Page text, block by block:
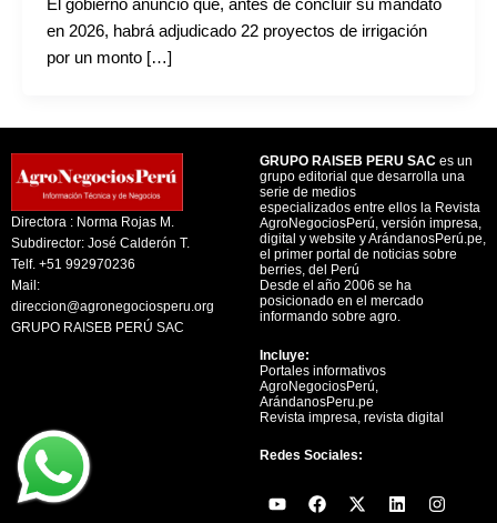
El gobierno anunció que, antes de concluir su mandato
en 2026, habrá adjudicado 22 proyectos de irrigación
por un monto […]
Directora : Norma Rojas M.
Subdirector: José Calderón T.
Telf. +51 992970236
Mail:
direccion@agronegociosperu.org
GRUPO RAISEB PERÚ SAC
GRUPO RAISEB PERU SAC es un
grupo editorial que desarrolla una
serie de medios
especializados entre ellos la Revista
AgroNegociosPerú, versión impresa,
digital y website y ArándanosPerú.pe,
el primer portal de noticias sobre
berries, del Perú
Desde el año 2006 se ha
posicionado en el mercado
informando sobre agro.
Incluye:
Portales informativos
AgroNegociosPerú,
ArándanosPeru.pe
Revista impresa, revista digital
Redes Sociales:
Y
o
F
a
X
-
L
i
I
n